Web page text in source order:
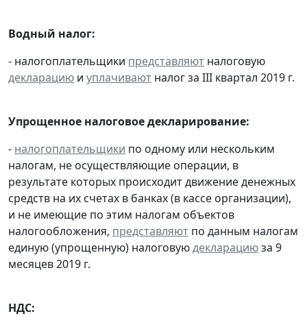
Водный налог:
- налогоплательщики представляют налоговую
декларацию и уплачивают налог за III квартал 2019 г.
Упрощенное налоговое декларирование:
- налогоплательщики по одному или нескольким
налогам, не осуществляющие операции, в
результате которых происходит движение денежных
средств на их счетах в банках (в кассе организации),
и не имеющие по этим налогам объектов
налогообложения, представляют по данным налогам
единую (упрощенную) налоговуюдекларациюза 9
месяцев 2019 г.
НДС: